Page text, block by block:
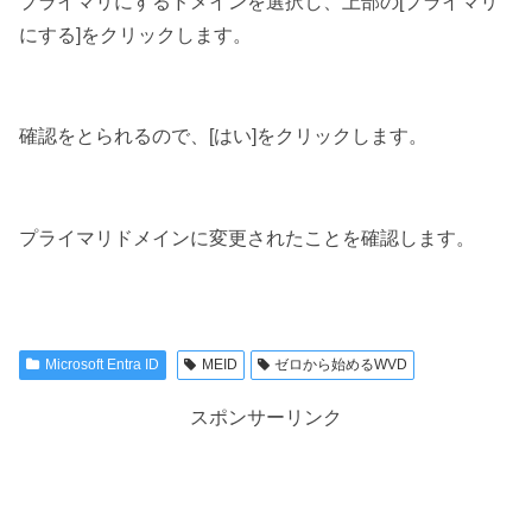
にする]をクリックします。
確認をとられるので、[はい]をクリックします。
プライマリドメインに変更されたことを確認します。
Microsoft Entra ID MEID ゼロから始めるWVD
スポンサーリンク